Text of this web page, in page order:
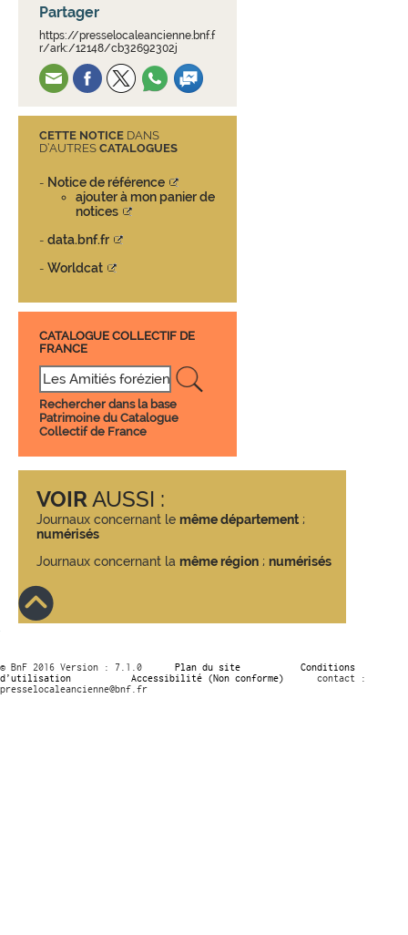
Partager
https://presselocaleancienne.bnf.f
r/ark:/12148/cb32692302j
CETTE NOTICE DANS
D’AUTRES CATALOGUES
- Notice de référence
ajouter à mon panier de
notices
- data.bnf.fr
- Worldcat
CATALOGUE COLLECTIF DE
FRANCE
Rechercher dans la base
Patrimoine du Catalogue
Collectif de France
VOIR AUSSI :
Journaux concernant le même département ;
numérisés
Journaux concernant la même région ; numérisés
© BnF 2016 Version : 7.1.0 Plan du site
Conditions
d’utilisation
Accessibilité (Non conforme)
contact :
presselocaleancienne@bnf.fr